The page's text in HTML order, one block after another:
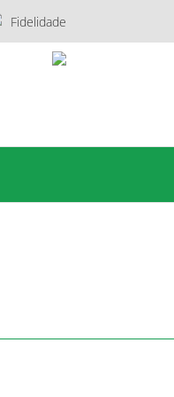
Fidelidade